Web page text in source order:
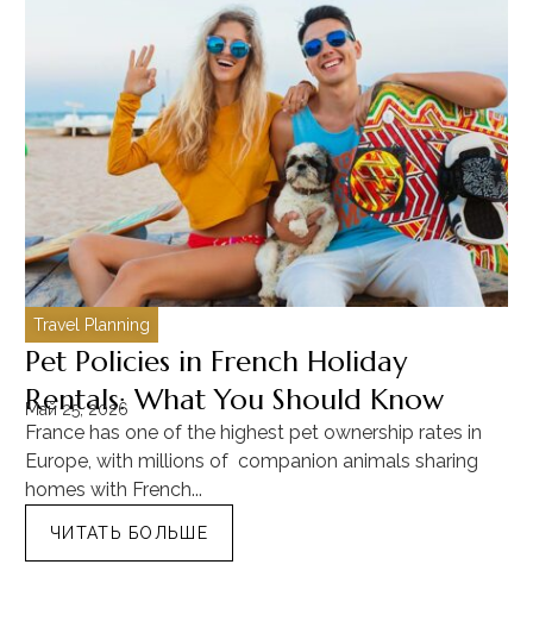
Travel Planning
Pet Policies in French Holiday
Rentals: What You Should Know
Май 25, 2026
France has one of the highest pet ownership rates in
Europe, with millions of companion animals sharing
homes with French...
ЧИТАТЬ БОЛЬШЕ